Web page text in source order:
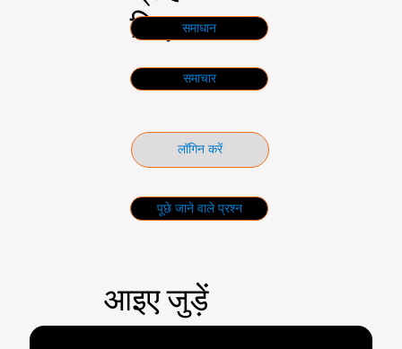
लिए
समाधान
लॉगिन करें
समाचार
पूछे जाने वाले प्रश्न
आइए जुड़ें